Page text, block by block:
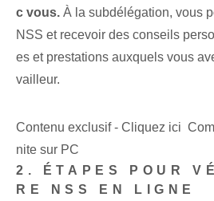
c vous. À la subdélégation, vous
NSS et recevoir des conseils
es et prestations auxquels vous
vailleur.
Contenu exclusif - Cliquez ici
nite sur PC
2. ÉTAPES POUR
RE NSS EN LIGNE